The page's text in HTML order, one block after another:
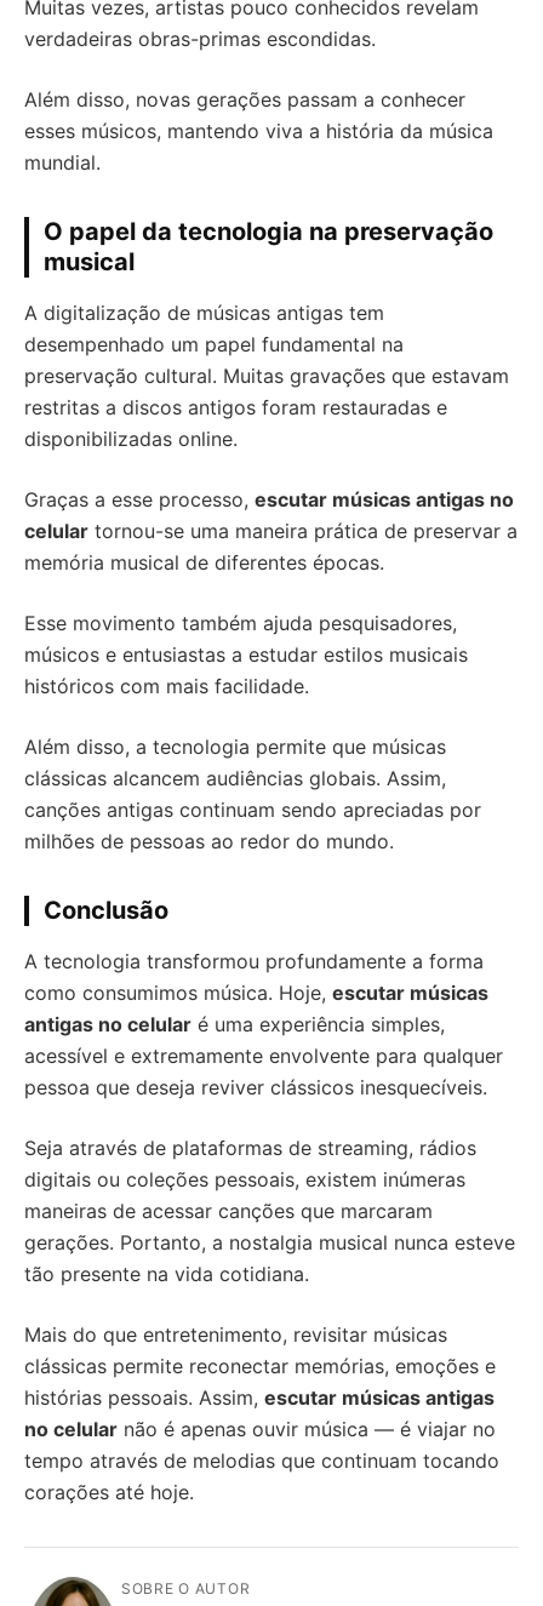
Muitas vezes, artistas pouco conhecidos revelam
verdadeiras obras-primas escondidas.
Além disso, novas gerações passam a conhecer
esses músicos, mantendo viva a história da música
mundial.
O papel da tecnologia na preservação
musical
A digitalização de músicas antigas tem
desempenhado um papel fundamental na
preservação cultural. Muitas gravações que estavam
restritas a discos antigos foram restauradas e
disponibilizadas online.
Graças a esse processo, escutar músicas antigas no
celular tornou-se uma maneira prática de preservar a
memória musical de diferentes épocas.
Esse movimento também ajuda pesquisadores,
músicos e entusiastas a estudar estilos musicais
históricos com mais facilidade.
Além disso, a tecnologia permite que músicas
clássicas alcancem audiências globais. Assim,
canções antigas continuam sendo apreciadas por
milhões de pessoas ao redor do mundo.
Conclusão
A tecnologia transformou profundamente a forma
como consumimos música. Hoje, escutar músicas
antigas no celular é uma experiência simples,
acessível e extremamente envolvente para qualquer
pessoa que deseja reviver clássicos inesquecíveis.
Seja através de plataformas de streaming, rádios
digitais ou coleções pessoais, existem inúmeras
maneiras de acessar canções que marcaram
gerações. Portanto, a nostalgia musical nunca esteve
tão presente na vida cotidiana.
Mais do que entretenimento, revisitar músicas
clássicas permite reconectar memórias, emoções e
histórias pessoais. Assim, escutar músicas antigas
no celular não é apenas ouvir música — é viajar no
tempo através de melodias que continuam tocando
corações até hoje.
SOBRE O AUTOR